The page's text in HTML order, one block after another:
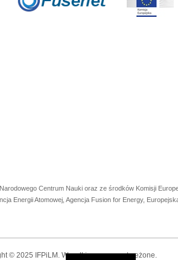
Centrum Nauki oraz ze środków Komisji
Energii Atomowej, Agencja Fusion for Energy,
© 2025 IFPiLM. Wszelkie prawa zastrzeżone.